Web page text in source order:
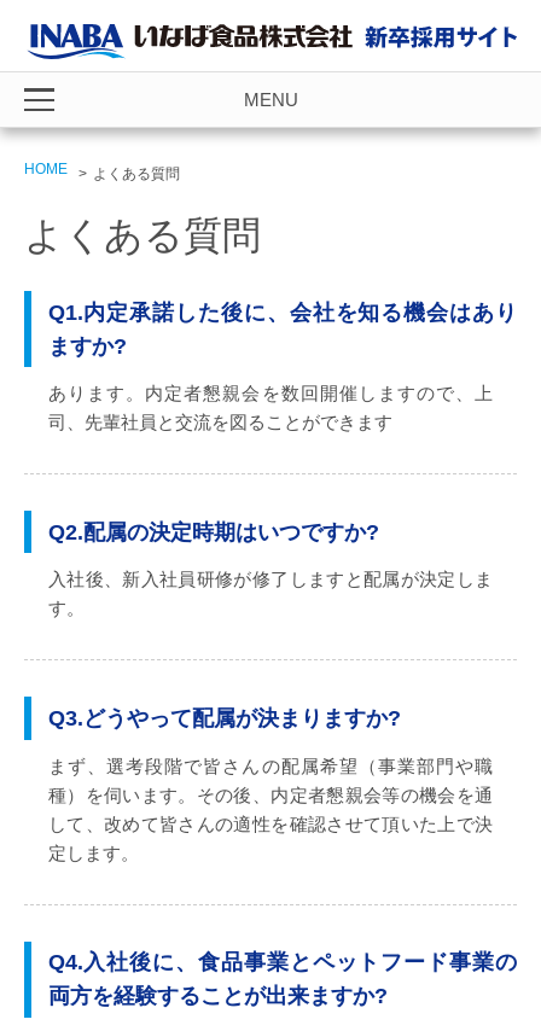
MENU
HOME よくある質問
よくある質問
Q1.内定承諾した後に、会社を知る機会はあり
ますか?
あります。内定者懇親会を数回開催しますので、上
司、先輩社員と交流を図ることができます
Q2.配属の決定時期はいつですか?
入社後、新入社員研修が修了しますと配属が決定しま
す。
Q3.どうやって配属が決まりますか?
まず、選考段階で皆さんの配属希望（事業部門や職
種）を伺います。その後、内定者懇親会等の機会を通
して、改めて皆さんの適性を確認させて頂いた上で決
定します。
Q4.入社後に、食品事業とペットフード事業の
両方を経験することが出来ますか?